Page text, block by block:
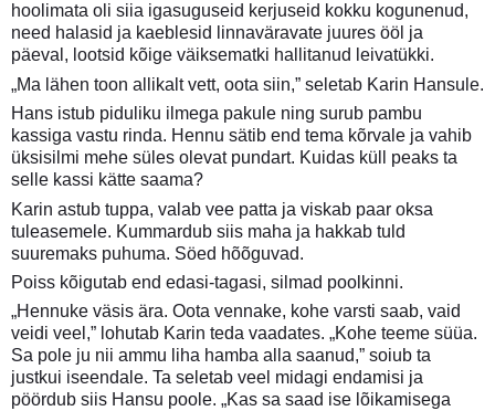
hoolimata oli siia igasuguseid kerjuseid kokku kogunenud,
need halasid ja kaeblesid linnaväravate juures ööl ja
päeval, lootsid kõige väiksematki hallitanud leivatükki.
„Ma lähen toon allikalt vett, oota siin,” seletab Karin Hansule.
Hans istub piduliku ilmega pakule ning surub pambu
kassiga vastu rinda. Hennu sätib end tema kõrvale ja vahib
üksisilmi mehe süles olevat pundart. Kuidas küll peaks ta
selle kassi kätte saama?
Karin astub tuppa, valab vee patta ja viskab paar oksa
tuleasemele. Kummardub siis maha ja hakkab tuld
suuremaks puhuma. Söed hõõguvad.
Poiss kõigutab end edasi-tagasi, silmad poolkinni.
„Hennuke väsis ära. Oota vennake, kohe varsti saab, vaid
veidi veel,” lohutab Karin teda vaadates. „Kohe teeme süüa.
Sa pole ju nii ammu liha hamba alla saanud,” soiub ta
justkui iseendale. Ta seletab veel midagi endamisi ja
pöördub siis Hansu poole. „Kas sa saad ise lõikamisega